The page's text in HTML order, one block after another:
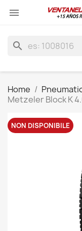

search
Home
Metzeler Block K
NON DISPONIBILE